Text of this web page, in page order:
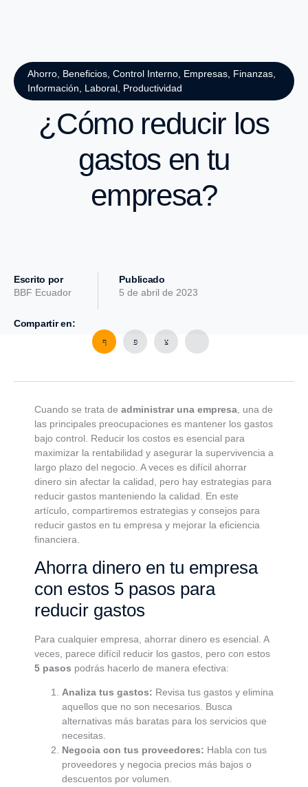
Ahorro Beneficios Control Interno Empresas Finanzas
Información
Laboral Productividad
¿Cómo reducir los
gastos en tu
empresa?
Escrito por
BBF Ecuador
Publicado
5 de abril de 2023
Compartir en:
Cuando se trata de administrar una empresa, una de
las principales preocupaciones es mantener los gastos
bajo control. Reducir los costos es esencial para
maximizar la rentabilidad y asegurar la supervivencia a
largo plazo del negocio. A veces es difícil ahorrar
dinero sin afectar la calidad, pero hay estrategias para
reducir gastos manteniendo la calidad. En este
artículo, compartiremos estrategias y consejos para
reducir gastos en tu empresa y mejorar la eficiencia
financiera.
Ahorra dinero en tu empresa
con estos 5 pasos para
reducir gastos
Para cualquier empresa, ahorrar dinero es esencial. A
veces, parece difícil reducir los gastos, pero con estos
5 pasos podrás hacerlo de manera efectiva:
Analiza tus gastos: Revisa tus gastos y elimina
aquellos que no son necesarios. Busca
alternativas más baratas para los servicios que
necesitas.
Negocia con tus proveedores: Habla con tus
proveedores y negocia precios más bajos o
descuentos por volumen.